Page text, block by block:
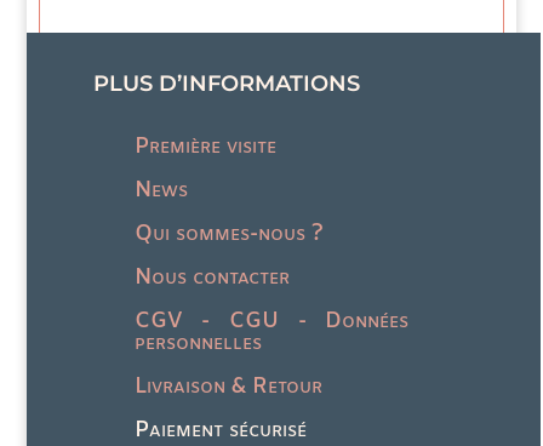
PLUS D’INFORMATIONS
Première visite
News
Qui sommes-nous ?
Nous contacter
CGV - CGU - Données
personnelles
Livraison & Retour
Paiement sécurisé